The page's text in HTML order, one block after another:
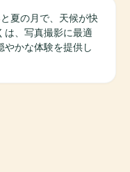
夏の月で、天候が快
は、写真撮影に最適
やかな体験を提供し